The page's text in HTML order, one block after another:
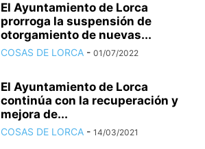
El Ayuntamiento de Lorca
prorroga la suspensión de
otorgamiento de nuevas...
COSAS DE LORCA - 01/07/2022
El Ayuntamiento de Lorca
continúa con la recuperación y
mejora de...
COSAS DE LORCA - 14/03/2021